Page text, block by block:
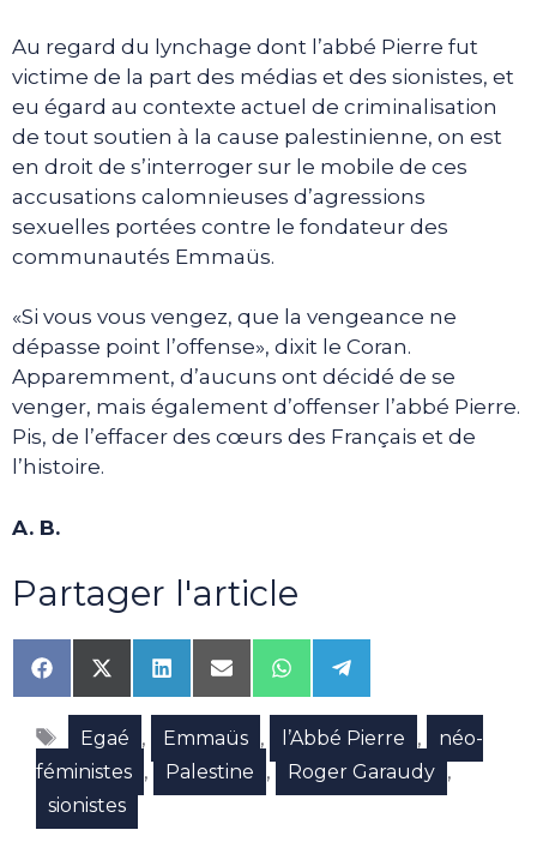
Au regard du lynchage dont l’abbé Pierre fut
victime de la part des médias et des sionistes, et
eu égard au contexte actuel de criminalisation
de tout soutien à la cause palestinienne, on est
en droit de s’interroger sur le mobile de ces
accusations calomnieuses d’agressions
sexuelles portées contre le fondateur des
communautés Emmaüs.
«Si vous vous vengez, que la vengeance ne
dépasse point l’offense», dixit le Coran.
Apparemment, d’aucuns ont décidé de se
venger, mais également d’offenser l’abbé Pierre.
Pis, de l’effacer des cœurs des Français et de
l’histoire.
A. B.
Partager l'article
Share
on
Facebook
Share
on
X
(Twitter)
Share
on
LinkedIn
Share
on
Email
Share
on
WhatsApp
Share
on
Telegram
Étiquettes
Egaé , Emmaüs , l’Abbé Pierre ,
néo-
féministes , Palestine , Roger Garaudy ,
sionistes